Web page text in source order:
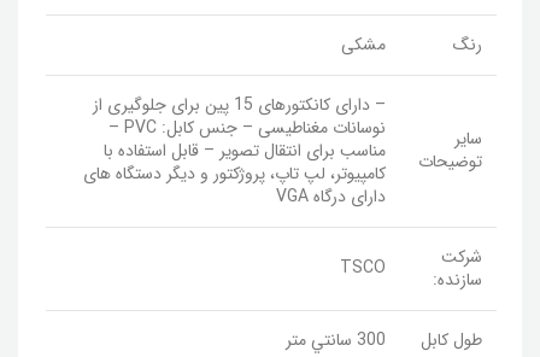
رنگ مشکی
سایر
توضیحات
– دارای کانکتورهای 15 پین برای جلوگیری از
نوسانات مغناطیسی – جنس کابل: PVC –
مناسب برای انتقال تصویر – قابل استفاده با
کامپیوتر، لپ تاپ، پروژکتور و دیگر دستگاه های
دارای درگاه VGA
شرکت
سازنده:
TSCO
طول کابل 300 سانتي متر